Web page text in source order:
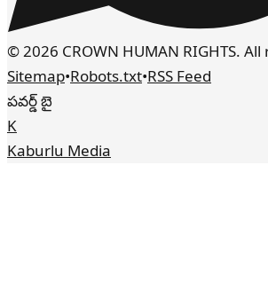
© 2026 CROWN HUMAN RIGHTS.
Sitemap•Robots.txt•RSS Feed
పవర్డ్ బై
K
Kaburlu Media